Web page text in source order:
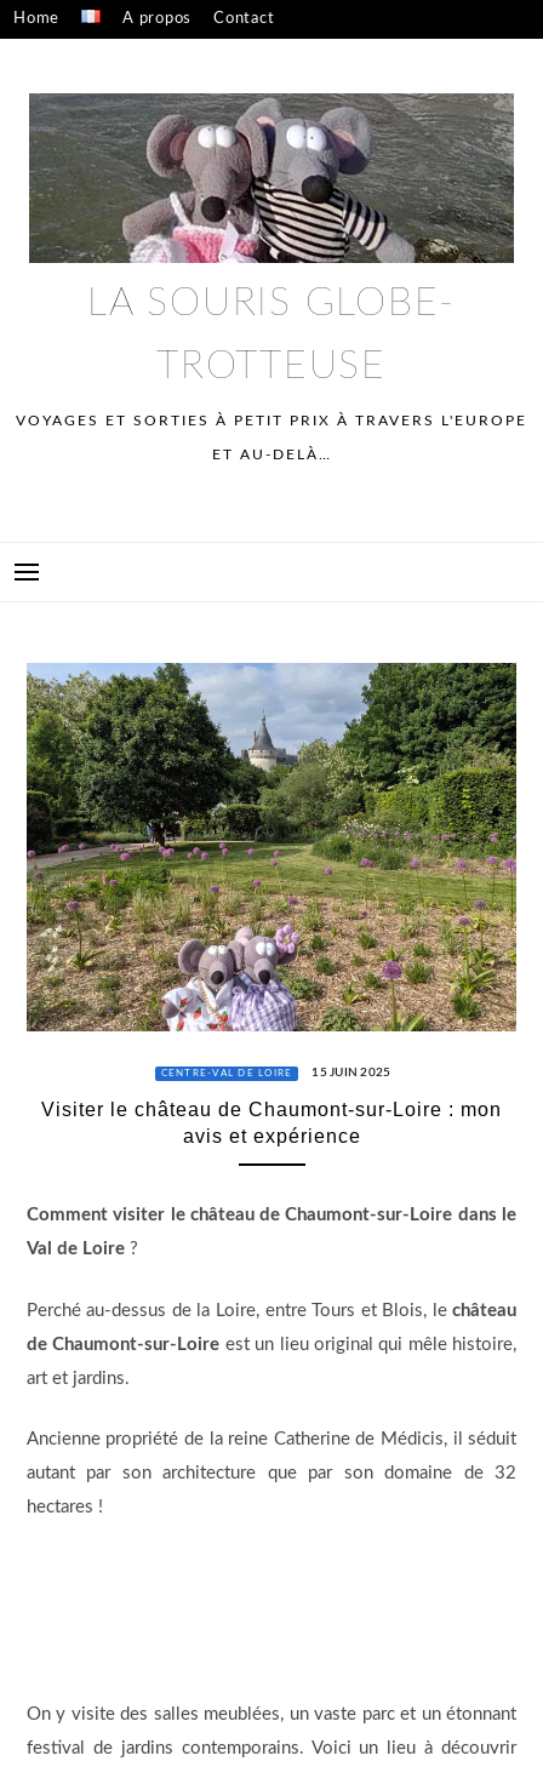
Skip
to
Home A propos Contact
LA SOURIS GLOBE-
TROTTEUSE
VOYAGES ET SORTIES À PETIT PRIX À TRAVERS L'EUROPE
ET AU-DELÀ…
CENTRE-VAL DE LOIRE 15 JUIN 2025
Visiter le château de Chaumont-sur-Loire : mon
avis et expérience
Comment visiter le château de Chaumont-sur-Loire dans le
Val de Loire?
Perché au-dessus de la Loire, entre Tours et Blois, lechâteau
de Chaumont-sur-Loire est un lieu original qui mêle histoire,
art et jardins.
Ancienne propriété de la reine Catherine de Médicis, il séduit
autant par son architecture que par son domaine de 32
hectares !
On y visite des salles meublées, un vaste parc et un étonnant
festival de jardins contemporains. Voici un lieu à découvrir